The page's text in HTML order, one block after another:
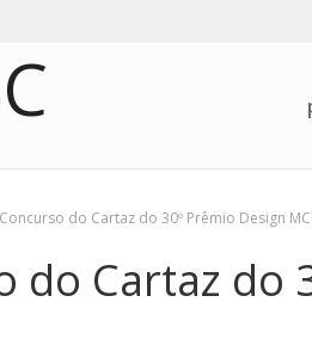
Concurso do Cartaz do 30º Prêmio Design
do Cartaz do